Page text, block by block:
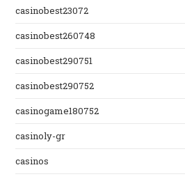
casinobest23072
casinobest260748
casinobest290751
casinobest290752
casinogame180752
casinoly-gr
casinos